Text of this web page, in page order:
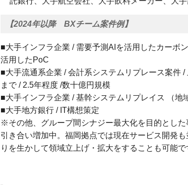
【2024年以降 BXチーム案件例】
■大手インフラ企業 / 需要予測AIを活用したカーボ
活用したPoC
■大手流通系企業 / 会計系システムリプレース案件
まで / 2.5年程度 /数十億円規模
■大手インフラ企業 / 基幹システムリプレイス （地
■大手地方銀行 / IT構想策定
※その他、グループ間シナジー最大化を目的とし
引き合い増加中。福岡拠点では現在サービス開発
りを生かして領域立上げ・拡大をすることも可能で